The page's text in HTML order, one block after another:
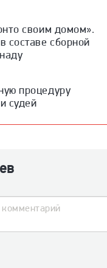
своим домом».
составе сборной
процедуру
судей